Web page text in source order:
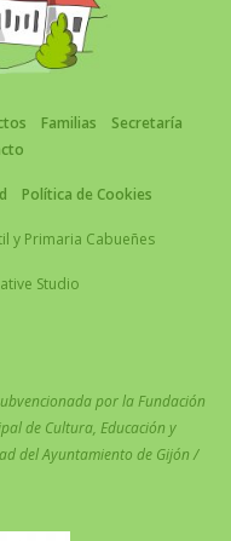
Familias
Secretaría
Política de Cookies
y Primaria Cabueñes
Studio
por la Fundación
de Cultura, Educación y
del Ayuntamiento de Gijón /